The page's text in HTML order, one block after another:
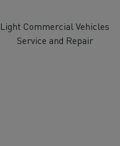
Light Commercial Vehicles
Service and Repair